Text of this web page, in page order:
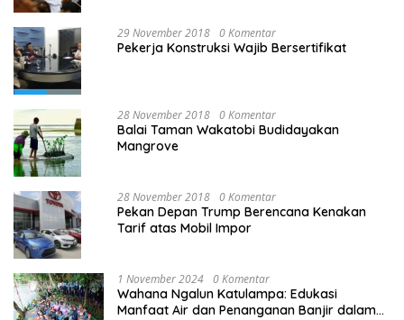
29 November 2018 0 Komentar
Pekerja Konstruksi Wajib Bersertifikat
28 November 2018 0 Komentar
Balai Taman Wakatobi Budidayakan
Mangrove
28 November 2018 0 Komentar
Pekan Depan Trump Berencana Kenakan
Tarif atas Mobil Impor
1 November 2024 0 Komentar
Wahana Ngalun Katulampa: Edukasi
Manfaat Air dan Penanganan Banjir dalam